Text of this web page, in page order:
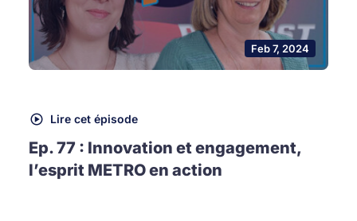
Feb 7, 2024
Lire cet épisode
Ep. 77 : Innovation et engagement,
l’esprit METRO en action